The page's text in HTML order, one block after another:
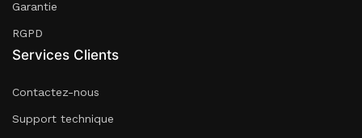
Garantie
RGPD
Services Clients
Contactez-nous
Support technique